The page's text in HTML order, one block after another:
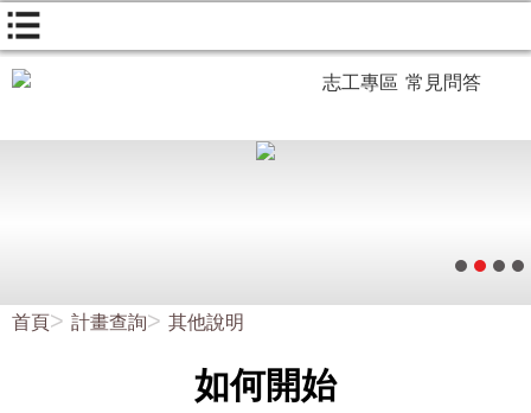
志工專區 常見問答
首頁 計畫查詢 其他說明
如何開始